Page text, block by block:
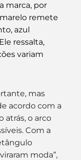
marca, por
remete
azul
ressalta,
variam
mas
acordo com a
atrás, o arco
Com a
moda”,